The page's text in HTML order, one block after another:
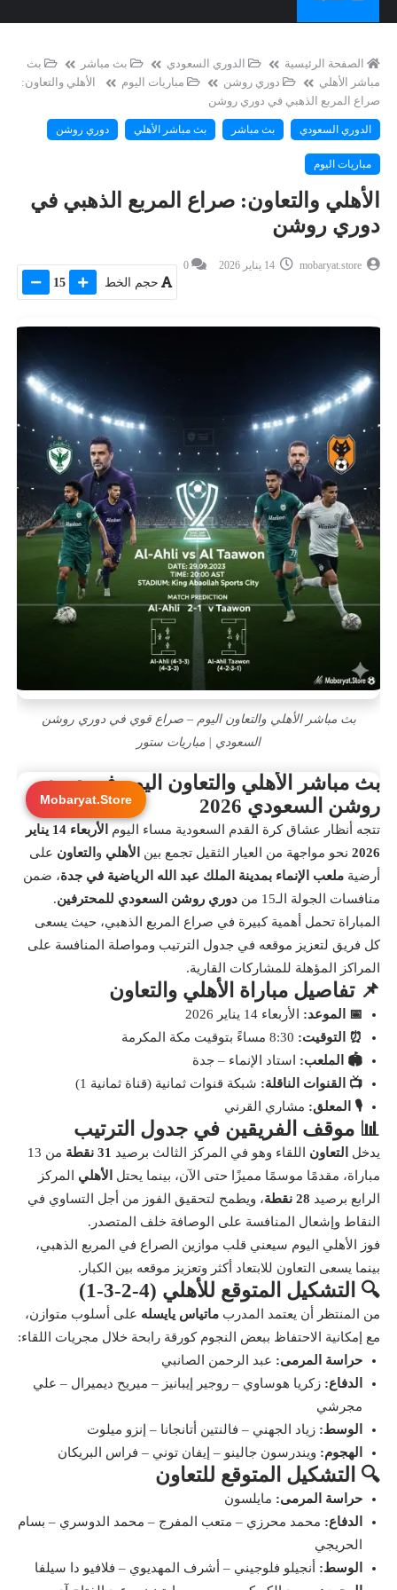
الصفحة الرئيسية الدوري السعودي بث مباشر
بث
مباشر الأهلي
دوري روشن مباريات اليوم
الأهلي والتعاون:
صراع المربع الذهبي في دوري روشن
الدوري السعودي بث مباشر بث مباشر الأهلي دوري روشن
مباريات اليوم
الأهلي والتعاون: صراع المربع الذهبي في
دوري روشن
mobaryat.store
0
حجم الخط 15
بث مباشر الأهلي والتعاون اليوم – صراع قوي في دوري روشن
السعودي | مباريات ستور
Mobaryat.Store
بث مباشر الأهلي والتعاون اليوم في دوري
روشن السعودي 2026
تتجه أنظار عشاق كرة القدم السعودية مساء اليوم
الأربعاء 14 يناير
2026نحو مواجهة من العيار الثقيل تجمع بين الأهلي و التعاون على
أرضية ملعب الإنماء بمدينة الملك عبد الله الرياضية في جدة، ضمن
منافسات الجولة الـ15 من
دوري روشن السعودي للمحترفين.
المباراة تحمل أهمية كبيرة في صراع المربع الذهبي، حيث يسعى
كل فريق لتعزيز موقعه في جدول الترتيب ومواصلة المنافسة على
المراكز المؤهلة للمشاركات القارية.
📌 تفاصيل مباراة الأهلي والتعاون
📅 الموعد: الأربعاء 14 يناير 2026
⏰ التوقيت:
🏟️ الملعب: استاد الإنماء – جدة
📺 القنوات الناقلة: شبكة قنوات ثمانية (قناة ثمانية 1)
🎙️ المعلق: مشاري القرني
📊 موقف الفريقين في جدول الترتيب
يدخل التعاون اللقاء وهو في المركز الثالث برصيد 31 نقطة
من 13
مباراة، مقدمًا موسمًا مميزًا حتى الآن، بينما يحتل
الأهلي المركز
الرابع برصيد 28 نقطة
، ويطمح لتحقيق الفوز من أجل التساوي في
النقاط وإشعال المنافسة على الوصافة خلف المتصدر.
فوز الأهلي اليوم سيعني قلب موازين الصراع في المربع الذهبي،
بينما يسعى التعاون للابتعاد أكثر وتعزيز موقعه بين الكبار.
🔍 التشكيل المتوقع للأهلي (4-2-3-1)
من المنتظر أن يعتمد المدرب ماتياس يايسله على أسلوب متوازن،
مع إمكانية الاحتفاظ ببعض النجوم كورقة رابحة خلال مجريات اللقاء:
حراسة المرمى: عبد الرحمن الصانبي
الدفاع: زكريا هوساوي – روجير إيبانيز – ميريح ديميرال – علي
مجرشي
الوسط: زياد الجهني – فالنتين أتانجانا – إنزو ميلوت
الهجوم: ويندرسون جالينو – إيفان توني – فراس البريكان
🔍 التشكيل المتوقع للتعاون
حراسة المرمى: مايلسون
الدفاع: محمد محرزي – متعب المفرج – محمد الدوسري – بسام
الحريجي
الوسط: أنجيلو فلوجيني – أشرف المهديوي – فلافيو دا سيلفا